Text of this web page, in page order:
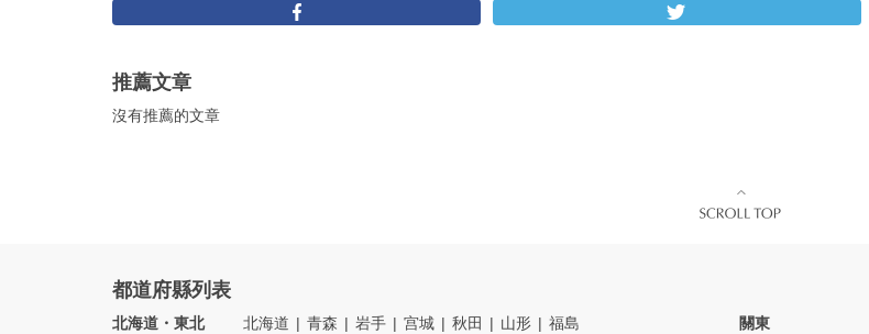
推薦文章
沒有推薦的文章
都道府縣列表
北海道・東北 北海道 青森 岩手 宫城 秋田 山形 福島 關東